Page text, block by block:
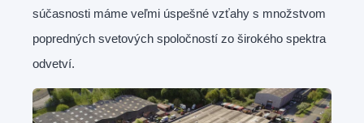
súčasnosti máme veľmi úspešné vzťahy s množstvom
popredných svetových spoločností zo širokého spektra
odvetví.